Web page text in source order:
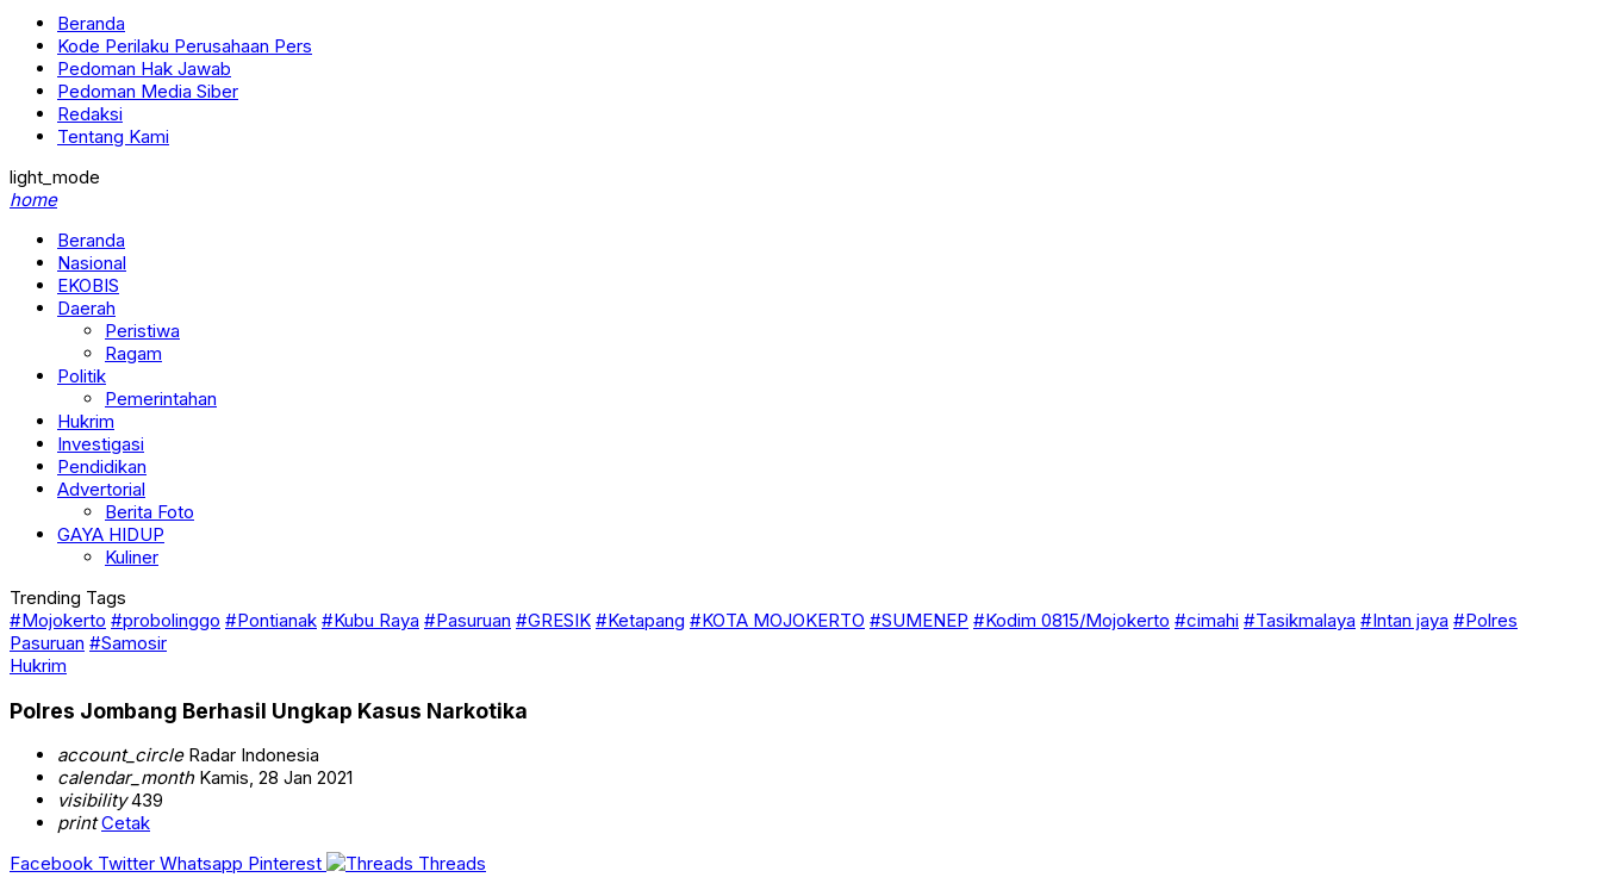
Beranda
Kode Perilaku Perusahaan Pers
Pedoman Hak Jawab
Pedoman Media Siber
Redaksi
Tentang Kami
light_mode
home
Beranda
Nasional
EKOBIS
Daerah
Peristiwa
Ragam
Politik
Pemerintahan
Hukrim
Investigasi
Pendidikan
Advertorial
Berita Foto
GAYA HIDUP
Kuliner
Trending Tags
#Mojokerto #probolinggo #Pontianak #Kubu Raya #Pasuruan #GRESIK #Ketapang #KOTA MOJOKERTO #SUMENEP #Kodim 0815/Mojokerto #cimahi #Tasikmalaya #Intan jaya #Polres
Pasuruan #Samosir
Hukrim
Polres Jombang Berhasil Ungkap Kasus Narkotika
account_circleRadar Indonesia
calendar_monthKamis, 28 Jan 2021
visibility439
print Cetak
Facebook Twitter Whatsapp Pinterest Threads